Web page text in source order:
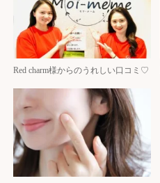
Red charm様からのうれしい口コミ♡